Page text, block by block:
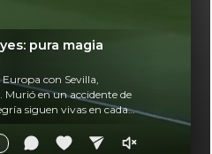
pura magia
con Sevilla,
Murió en un accidente de
siguen vivas en cada